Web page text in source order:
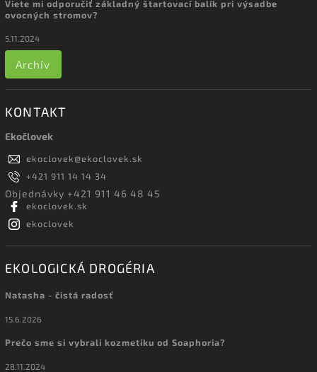
Viete mi odporučiť základný štartovací balík pri výsadbe
ovocných stromov?
5.11.2024
Archív
KONTAKT
Ekočlovek
ekoclovek@ekoclovek.sk
+421 911 14 14 34
Objednávky +421 911 46 48 45
ekoclovek.sk
ekoclovek
EKOLOGICKÁ DROGÉRIA
Natasha - čistá radosť
15.6.2026
Prečo sme si vybrali kozmetiku od Soaphoria?
28.11.2024